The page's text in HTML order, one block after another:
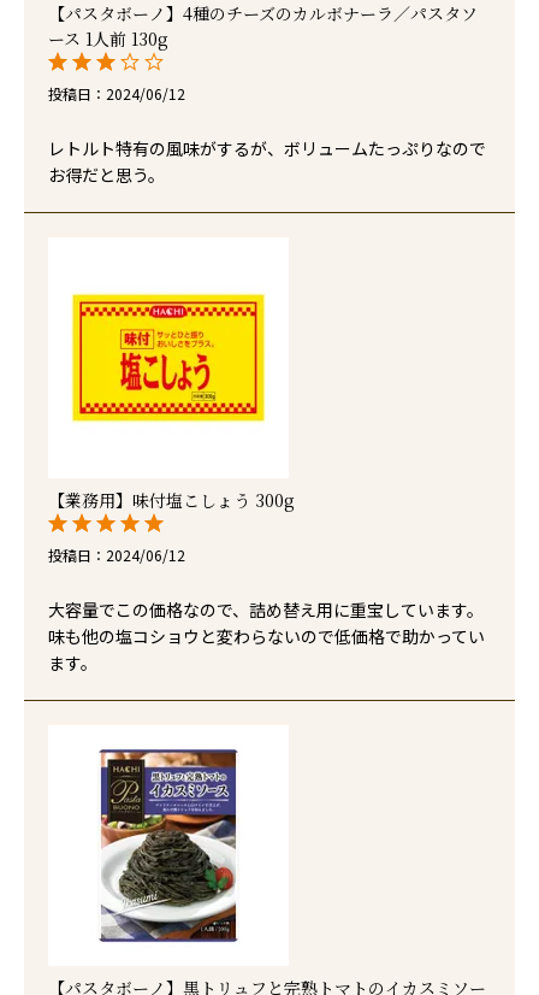
【パスタボーノ】4種のチーズのカルボナーラ／パスタソ
ース 1人前 130g
投稿日 2024/06/12
レトルト特有の風味がするが、ボリュームたっぷりなので
お得だと思う。
【業務用】味付塩こしょう 300g
投稿日 2024/06/12
大容量でこの価格なので、詰め替え用に重宝しています。
味も他の塩コショウと変わらないので低価格で助かってい
ます。
【パスタボーノ】黒トリュフと完熟トマトのイカスミソー